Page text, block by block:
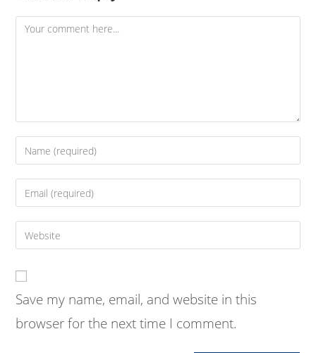
Comment
Enter
your
name
comment
Enter
your
email
address
comment
Enter
your
URL
(optional)
Save my name, email, and website in this
browser for the next time I comment.